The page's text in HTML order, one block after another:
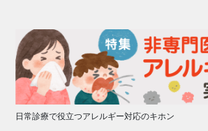
日常診療で役立つアレルギー対応のキホン